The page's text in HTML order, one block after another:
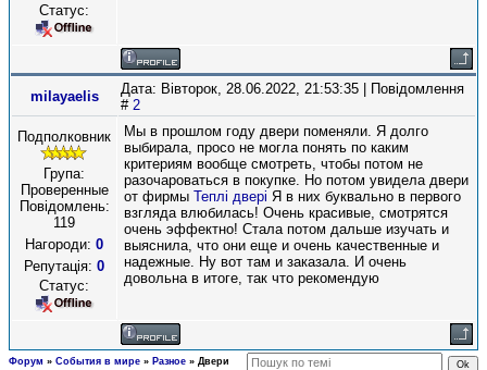
Статус:
milayaelis
Дата: Вівторок, 28.06.2022, 21:53:35 | Повідомлення
# 2
Подполковник
Група:
Проверенные
Повідомлень:
119
Нагороди: 0
Репутація: 0
Статус:
Мы в прошлом году двери поменяли. Я долго
выбирала, просо не могла понять по каким
критериям вообще смотреть, чтобы потом не
разочароваться в покупке. Но потом увидела двери
от фирмы Теплі двері Я в них буквально в первого
взгляда влюбилась! Очень красивые, смотрятся
очень эффектно! Стала потом дальше изучать и
выяснила, что они еще и очень качественные и
надежные. Ну вот там и заказала. И очень
довольна в итоге, так что рекомендую
Форум » События в мире » Разное » Двери